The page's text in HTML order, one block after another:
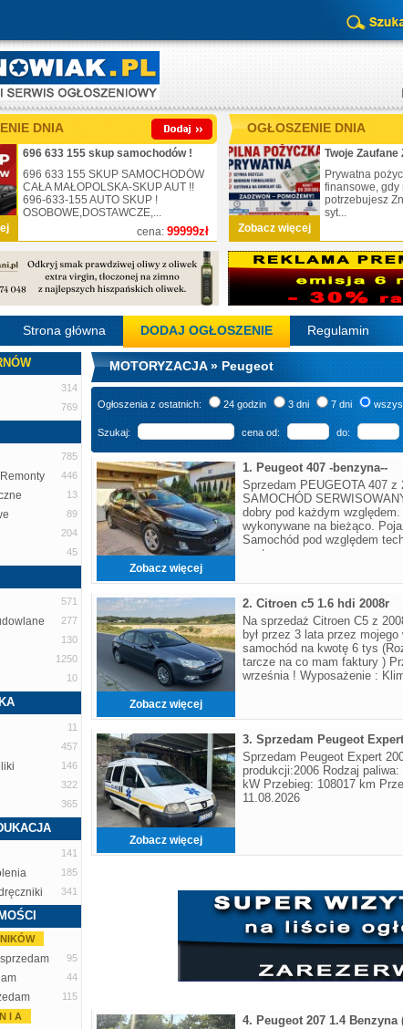
DNIA
cena: 99999zł
696 633 155 skup samochodów !
696 633 155 SKUP SAMOCHODÓW
CAŁA MAŁOPOLSKA-SKUP AUT !!
696-633-155 AUTO SKUP !
OSOBOWE,DOSTAWCZE,...
OGŁOSZENIE DNIA
Zobacz więcej
Prywatna
finansowe,
potrzebujesz
syt...
Strona główna DODAJ OGŁOSZENIE Regulamin
314
769
785
446
13
89
204
45
571
277
130
1250
10
11
457
146
322
365
141
185
341
95
44
115
I A
MOTORYZACJA » Peugeot
Ogłoszenia z ostatnich: 24 godzin 3 dni 7 dni
Szukaj: cena od: do:
Zobacz więcej
1. Peugeot 407 -benzyna--
Sprzedam PEUGEOTA 407
SAMOCHÓD
dobry pod każdym
wykonywane na bieżąco.
Samochód pod względem
zastrz
Zobacz więcej
2. Citroen c5 1.6 hdi 2008r
Na sprzedaż Citroen C5 z
był przez 3 lata przez
samochód na kwotę 6 tys
tarcze na co mam faktury )
września ! Wyposażenie :
Zobacz więcej
Sprzedam Peugeot Expert
produkcji:2006 Rodzaj
kW Przebieg: 108017 km
11.08.2026